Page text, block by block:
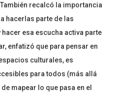
recalcó la importancia
hacerlas parte de las
esa escucha activa parte
enfatizó que para pensar en
culturales, es
para todos (más allá
mapear lo que pasa en el